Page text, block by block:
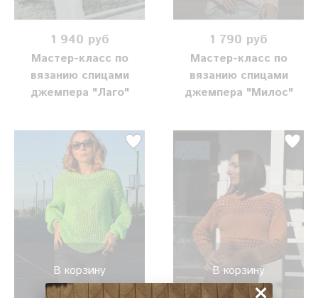
1 940 руб
Мастер-класс по
вязанию спицами
джемпера "Лаго"
1 790 руб
Мастер-класс по
вязанию спицами
джемпера "Милос"
В корзину В корзину